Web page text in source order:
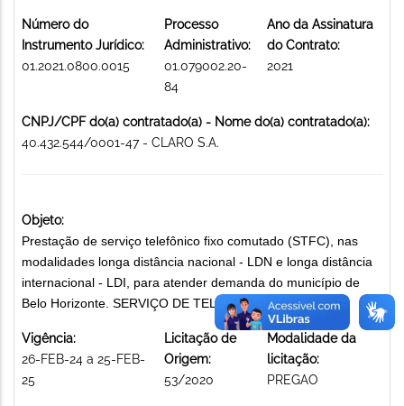
Número do
Instrumento Jurídico:
01.2021.0800.0015
Processo
Administrativo:
01.079002.20-
84
Ano da Assinatura
do Contrato:
2021
CNPJ/CPF do(a) contratado(a) - Nome do(a) contratado(a):
40.432.544/0001-47 - CLARO S.A.
Objeto:
Prestação de serviço telefônico fixo comutado (STFC), nas
modalidades longa distância nacional - LDN e longa distância
internacional - LDI, para atender demanda do município de
Belo Horizonte. SERVIÇO DE TELEFONIA
Vigência:
26-FEB-24 a 25-FEB-
25
Licitação de
Origem:
53/2020
Modalidade da
licitação:
PREGAO